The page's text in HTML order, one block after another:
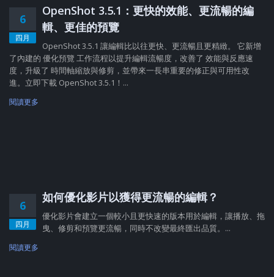
6
四月
OpenShot 3.5.1：更快的效能、更流暢的編
輯、更佳的預覽
OpenShot 3.5.1 讓編輯比以往更快、更流暢且更精緻。 它新增
了內建的 優化預覽 工作流程以提升編輯流暢度，改善了 效能與反應速
度，升級了 時間軸縮放與修剪，並帶來一長串重要的修正與可用性改
進。立即下載 OpenShot 3.5.1！...
閱讀更多
6
四月
如何優化影片以獲得更流暢的編輯？
優化影片會建立一個較小且更快速的版本用於編輯，讓播放、拖
曳、修剪和預覽更流暢，同時不改變最終匯出品質。...
閱讀更多